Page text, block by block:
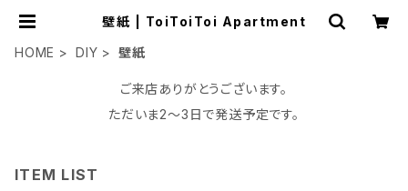
壁紙 | ToiToiToi Apartment
HOME
DIY 壁紙
ご来店ありがとうございます。
ただいま2〜3日で発送予定です。
ITEM LIST